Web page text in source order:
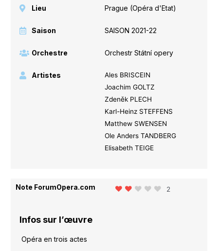
Lieu Prague (Opéra d'Etat)
Saison SAISON 2021-22
Orchestre Orchestr Státní opery
Artistes
Ales BRISCEIN
Joachim GOLTZ
Zdeněk PLECH
Karl-Heinz STEFFENS
Matthew SWENSEN
Ole Anders TANDBERG
Elisabeth TEIGE
Note ForumOpera.com 2
Infos sur l’œuvre
Opéra en trois actes